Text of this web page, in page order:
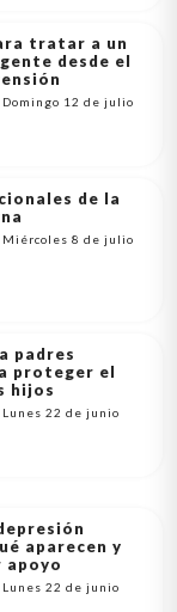
tratar a un
desde el
Domingo 12 de julio
de la
Miércoles 8 de julio
padres
proteger el
hijos
Lunes 22 de junio
aparecen y
apoyo
Lunes 22 de junio